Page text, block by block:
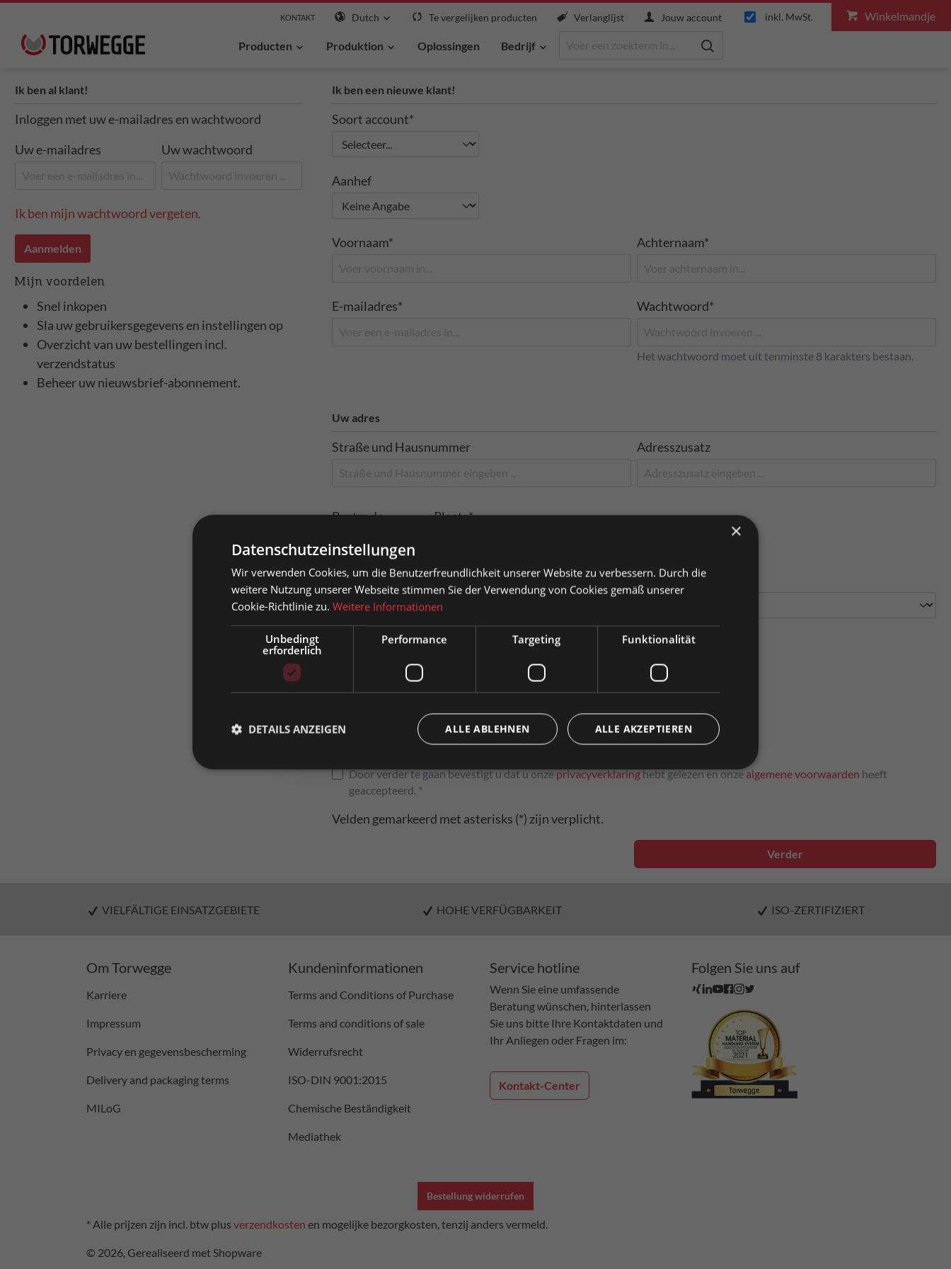
KONTAKT Dutch Te vergelijken producten Verlanglijst Jouw account inkl. MwSt. Winkelmandje
Producten Produktion Oplossingen Bedrijf
Ik ben al klant!
Inloggen met uw e-mailadres en wachtwoord
Uw e-mailadres
Uw wachtwoord
Ik ben mijn wachtwoord vergeten.
Aanmelden
Mijn voordelen
Snel inkopen
Sla uw gebruikersgegevens en instellingen op
Overzicht van uw bestellingen incl.
verzendstatus
Beheer uw nieuwsbrief-abonnement.
Ik ben een nieuwe klant!
Soort account*
Aanhef
Voornaam* Achternaam*
E-mailadres* Wachtwoord*
Het wachtwoord moet uit tenminste 8 karakters bestaan.
Uw adres
Straße und Hausnummer Adresszusatz
Postcode Plaats*
Land* Deelstaat
Telefoonnummer
Door verder te gaan bevestigt u dat u onzeprivacyverklaringhebt gelezen en onzealgemene voorwaarden heeft
geaccepteerd. *
Velden gemarkeerd met asterisks (*) zijn verplicht.
Verder
VIELFÄLTIGE EINSATZGEBIETE HOHE VERFÜGBARKEIT ISO-ZERTIFIZIERT
Om Torwegge
Karriere
Impressum
Privacy en gegevensbescherming
Delivery and packaging terms
MILoG
Kundeninformationen
Terms and Conditions of Purchase
Terms and conditions of sale
Widerrufsrecht
ISO-DIN 9001:2015
Chemische Beständigkeit
Mediathek
Service hotline
Wenn Sie eine umfassende
Beratung wünschen, hinterlassen
Sie uns bitte Ihre Kontaktdaten und
Ihr Anliegen oder Fragen im:
Kontakt-Center
Folgen Sie uns auf
Bestellung widerrufen
* Alle prijzen zijn incl. btw plus verzendkosten en mogelijke bezorgkosten, tenzij anders vermeld.
© 2026, Gerealiseerd met Shopware
Preisauszeichnung
Privatkunden können Preise mit MwSt. (brutto) und Geschäftskunden
Preise ohne MwSt. (netto) angezeigt werden.
Bitte wählen Sie Ihre bevorzugte Einstellung:
Bruttopreise Nettopreise
×
Datenschutzeinstellungen
Wir verwenden Cookies, um die Benutzerfreundlichkeit unserer Website zu verbessern. Durch die
weitere Nutzung unserer Webseite stimmen Sie der Verwendung von Cookies gemäß unserer
Cookie-Richtlinie zu. Weitere Informationen
Unbedingt
erforderlich
Performance Targeting Funktionalität
ALLE AKZEPTIEREN
ALLE ABLEHNEN
DETAILS ANZEIGEN